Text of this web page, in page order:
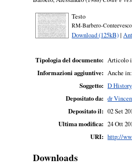
Testo
RM-Barbero-
Download (125kB)|
Tipologia del documento: Articolo
Informazioni aggiuntive: Anche
Soggetto: D
Depositato da: dr
Depositato il: 02 Set
Ultima modifica: 24 Ott
URI: http://
Downloads